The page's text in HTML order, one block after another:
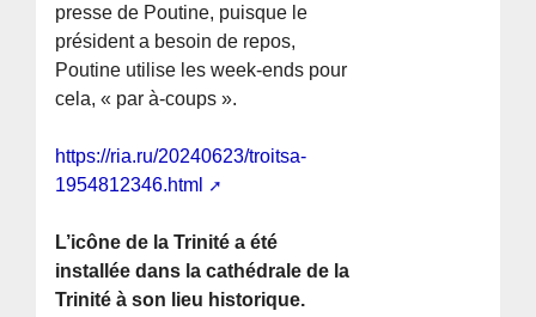
presse de Poutine, puisque le
président a besoin de repos,
Poutine utilise les week-ends pour
cela, « par à-coups ».
https://ria.ru/20240623/troitsa-
1954812346.html
L’icône de la Trinité a été
installée dans la cathédrale de la
Trinité à son lieu historique.